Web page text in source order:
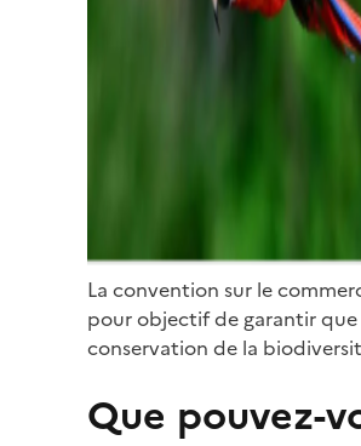
La convention sur le
pour objectif de garantir que
conservation de la
Que pouvez-